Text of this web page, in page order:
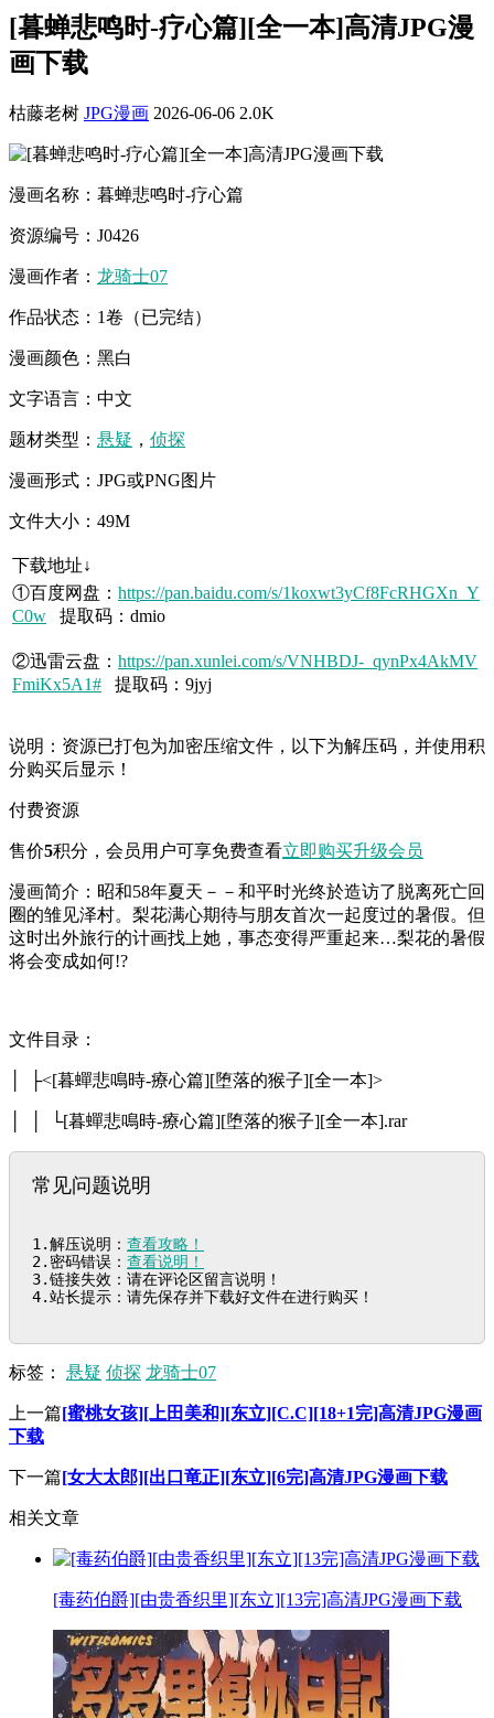
[暮蝉悲鸣时-疗心篇][全一本]高清JPG漫
画下载
枯藤老树 JPG漫画 2026-06-06 2.0K
漫画名称：暮蝉悲鸣时-疗心篇
资源编号：J0426
漫画作者： 龙骑士07
作品状态：1卷（已完结）
漫画颜色：黑白
文字语言：中文
题材类型： 悬疑 ， 侦探
漫画形式：JPG或PNG图片
文件大小：49M
下载地址↓
①百度网盘： https://pan.baidu.com/s/1koxwt3yCf8FcRHGXn_Y
C0w 提取码：dmio
②迅雷云盘： https://pan.xunlei.com/s/VNHBDJ-_qynPx4AkMV
FmiKx5A1# 提取码：9jyj
说明：资源已打包为加密压缩文件，以下为解压码，并使用积
分购买后显示！
付费资源
售价5积分 ，会员用户可享免费查看立即购买升级会员
漫画简介：昭和58年夏天－－和平时光终於造访了脱离死亡回
圈的雏见泽村。梨花满心期待与朋友首次一起度过的暑假。但
这时出外旅行的计画找上她，事态变得严重起来…梨花的暑假
将会变成如何!?
文件目录：
│ ├<[暮蟬悲鳴時-療心篇][堕落的猴子][全一本]>
│ │ └[暮蟬悲鳴時-療心篇][堕落的猴子][全一本].rar
常见问题说明
1.解压说明： 查看攻略！
2.密码错误： 查看说明！
3.链接失效：请在评论区留言说明！
4.站长提示：请先保存并下载好文件在进行购买！
标签： 悬疑 侦探 龙骑士07
上一篇[蜜桃女孩][上田美和][东立][C.C][18+1完]高清JPG漫画
下载
下一篇[女大太郎][出口竜正][东立][6完]高清JPG漫画下载
相关文章
[毒药伯爵][由贵香织里][东立][13完]高清JPG漫画下载